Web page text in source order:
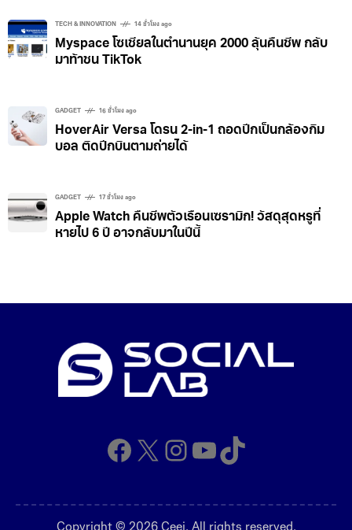
TECH & INNOVATION 14 ชั่วโมง ago
Myspace โซเชียลในตำนานยุค 2000 ลุ้นคืนชีพ กลับ
มาท้าชน TikTok
GADGET 16 ชั่วโมง ago
HoverAir Versa โดรน 2-in-1 ถอดปีกเป็นกล้องกิม
บอล ติดปีกบินตามถ่ายได้
GADGET 17 ชั่วโมง ago
Apple Watch คืนชีพตัวเรือนเซรามิก! วัสดุสุดหรูที่
หายไป 6 ปี อาจกลับมาในปีนี้
Facebook
X Instagram
YouTube
TikTok